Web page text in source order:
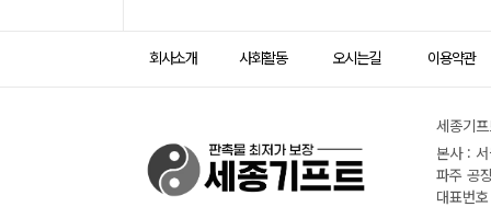
회사소개 사회활동 오시는길 이용약관
세종기
본사 :
파주 공
대표번